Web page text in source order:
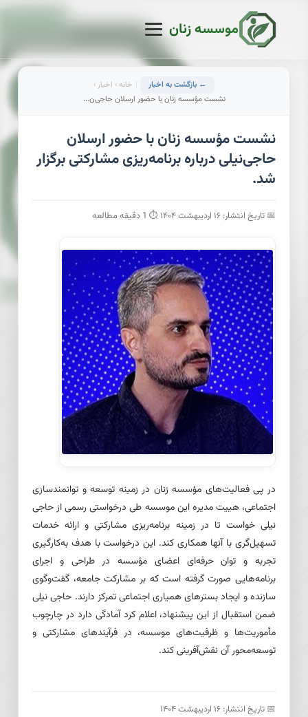
موسسه زنان
← بازگشت به اخبار خانه› اخبار ›
نشست مؤسسه زنان با حضور ارسلان حاجی‌ن...
نشست مؤسسه زنان با حضور ارسلان
حاجی‌نیلی درباره برنامه‌ریزی مشارکتی برگزار
شد.
📅 تاریخ انتشار: ۱۶ اردیبهشت ۱۴۰۴ ·⏱ 1 دقیقه مطالعه
در پی فعالیت‌های مؤسسه زنان در زمینه توسعه و توانمندسازی
اجتماعی، هییت مدیره این موسسه طی درخواستی رسمی از حاجی
نیلی خواست تا در زمینه برنامه‌ریزی مشارکتی و ارائه خدمات
تسهیل‌گری با آنها همکاری کند. این درخواست با هدف به‌کارگیری
تجربه و توان حرفه‌ای اعضای مؤسسه در طراحی و اجرای
برنامه‌هایی صورت گرفته است که بر مشارکت جامعه، گفت‌وگوی
سازنده و ایجاد بسترهای همیاری اجتماعی تمرکز دارند. حاجی نیلی
ضمن استقبال از این پیشنهاد، اعلام کرد آمادگی دارد در چارچوب
مأموریت‌ها و ظرفیت‌های موسسه، در فرآیندهای مشارکتی و
توسعه‌محور آن نقش‌آفرینی کند.
📅 تاریخ انتشار: ۱۶ اردیبهشت ۱۴۰۴